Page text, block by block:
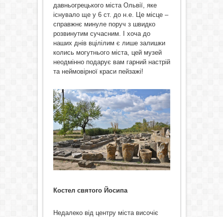
давньогрецького міста Ольвії, яке
існувало ще у 6 ст. до н.е. Це місце –
справжнє минуле поруч з швидко
розвинутим сучасним. І хоча до
наших днів вцілілим є лише залишки
колись могутнього міста, цей музей
неодмінно подарує вам гарний настрій
та неймовірної краси пейзажі!
Костел святого Йосипа
Недалеко від центру міста височіє